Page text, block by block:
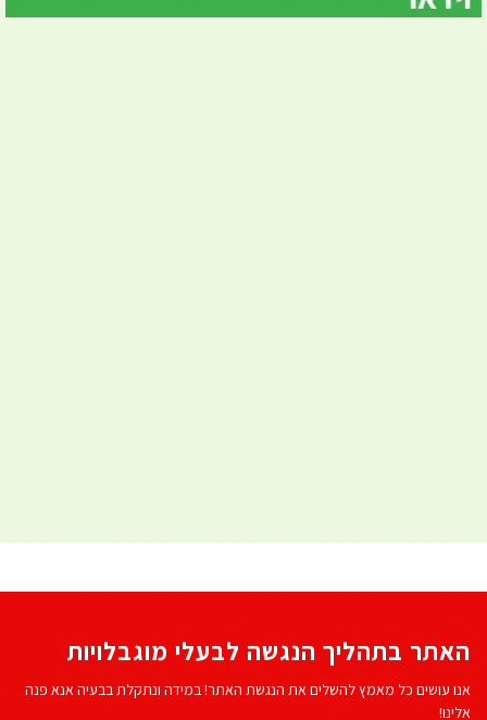
האתר בתהליך הנגשה לבעלי מוגבלויות
אנו עושים כל מאמץ להשלים את הנגשת האתר! במידה ונתקלת בבעיה אנא פנה
אלינו!